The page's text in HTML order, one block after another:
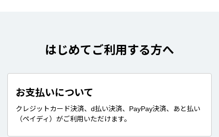
はじめてご利用する方へ
お支払いについて
クレジットカード決済、d払い決済、PayPay決済、あと払い
（ペイディ）がご利用いただけます。